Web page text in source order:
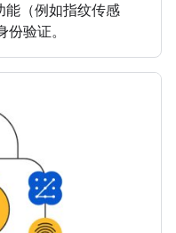
能（例如指纹传感
验证。